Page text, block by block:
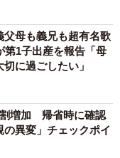
母も義兄も超有名歌
第1子出産を報告「母
に過ごしたい」
増加 帰省時に確認
の異変」チェックポイ